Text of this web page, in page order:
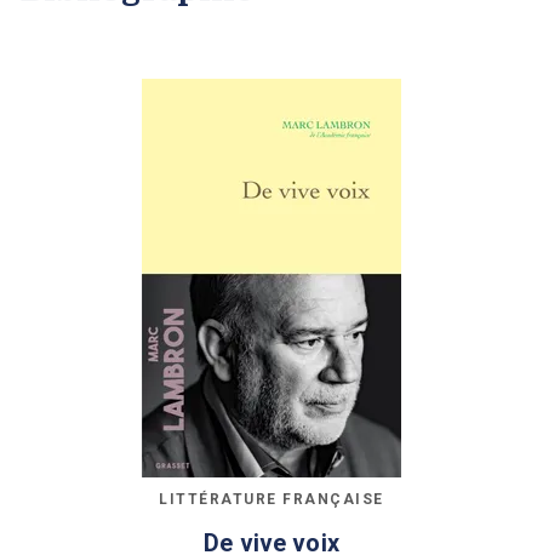
LITTÉRATURE FRANÇAISE
De vive voix